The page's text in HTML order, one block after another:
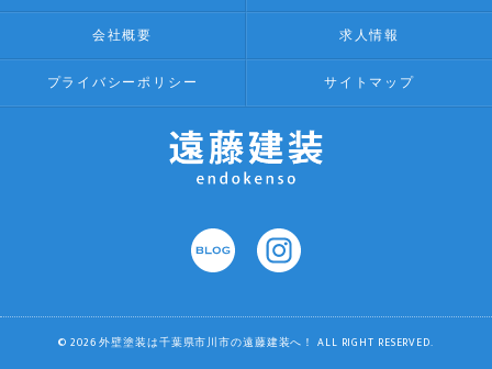
会社概要 求人情報
プライバシーポリシー サイトマップ
© 2026 外壁塗装は千葉県市川市の遠藤建装へ！ ALL RIGHT RESERVED.